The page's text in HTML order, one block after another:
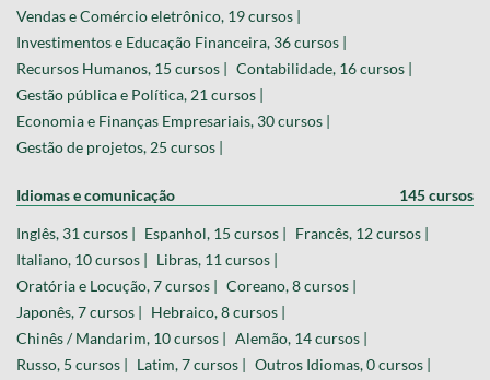
Vendas e Comércio eletrônico, 19 cursos |
Investimentos e Educação Financeira, 36 cursos |
Recursos Humanos, 15 cursos | Contabilidade, 16 cursos |
Gestão pública e Política, 21 cursos |
Economia e Finanças Empresariais, 30 cursos |
Gestão de projetos, 25 cursos |
Idiomas e comunicação 145 cursos
Inglês, 31 cursos | Espanhol, 15 cursos | Francês, 12 cursos |
Italiano, 10 cursos | Libras, 11 cursos |
Oratória e Locução, 7 cursos | Coreano, 8 cursos |
Japonês, 7 cursos | Hebraico, 8 cursos |
Chinês / Mandarim, 10 cursos | Alemão, 14 cursos |
Russo, 5 cursos | Latim, 7 cursos | Outros Idiomas, 0 cursos |